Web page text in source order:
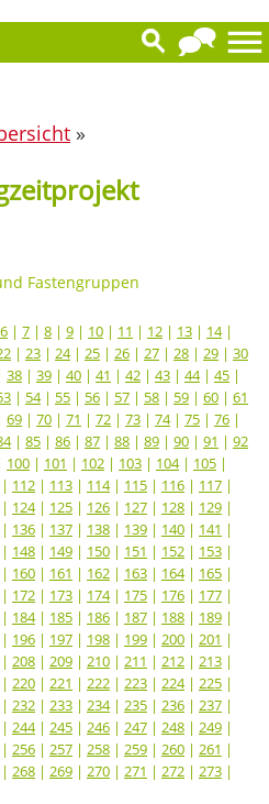
»
Fastengruppen
6 | 7 | 8 | 9 | 10 | 11 | 12 | 13 | 14|
| 23 | 24| 25 | 26 | 27 | 28 | 29 | 30
38 | 39 | 40 | 41 | 42 | 43 | 44| 45 |
| 54| 55 | 56 | 57 | 58 | 59 | 60 | 61
69 | 70 | 71 | 72 | 73 | 74| 75 | 76 |
| 85 | 86 | 87 | 88 | 89 | 90 | 91 | 92
100 | 101 | 102 | 103 | 104| 105 |
| 112 | 113 | 114| 115 | 116 | 117 |
| 124| 125 | 126 | 127 | 128 | 129 |
| 136 | 137 | 138 | 139 | 140 | 141 |
| 148 | 149 | 150 | 151 | 152 | 153 |
| 160 | 161 | 162 | 163 | 164| 165 |
| 172 | 173 | 174| 175 | 176 | 177 |
| 184| 185 | 186 | 187 | 188 | 189 |
| 196 | 197 | 198 | 199 | 200 | 201 |
| 208 | 209 | 210 | 211 | 212 | 213 |
| 220 | 221 | 222 | 223 | 224| 225 |
| 232 | 233 | 234| 235 | 236 | 237 |
| 244| 245 | 246 | 247 | 248 | 249 |
| 256 | 257 | 258 | 259 | 260 | 261 |
| 268 | 269 | 270 | 271 | 272 | 273 |